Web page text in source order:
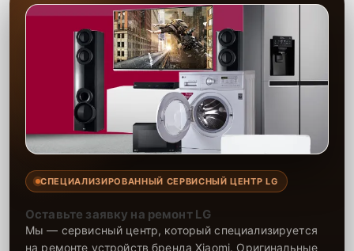
СПЕЦИАЛИЗИРОВАННЫЙ СЕРВИСНЫЙ ЦЕНТР LG
Оставьте заявку на ремонт LG
Мы — сервисный центр, который специализируется
на ремонте устройств бренда Xiaomi. Оригинальные